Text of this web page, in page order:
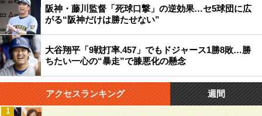
阪神・藤川監督「死球口撃」の逆効果…セ5球団に広
がる“阪神だけは勝たせない”
大谷翔平「9戦打率.457」でもドジャース1勝8敗…勝
ちたい一心の“暴走”で膝悪化の懸念
アクセスランキング 週間
1